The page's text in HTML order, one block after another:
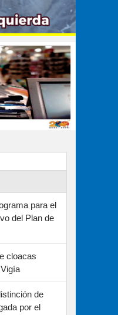
para el
del Plan de
cloacas
de
por el